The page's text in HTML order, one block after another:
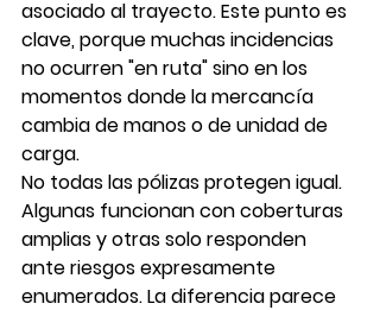
asociado al trayecto. Este punto es
clave, porque muchas incidencias
no ocurren "en ruta" sino en los
momentos donde la mercancía
cambia de manos o de unidad de
carga.
No todas las pólizas protegen igual.
Algunas funcionan con coberturas
amplias y otras solo responden
ante riesgos expresamente
enumerados. La diferencia parece